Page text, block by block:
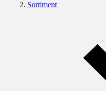
Sortiment